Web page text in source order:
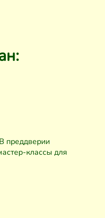
преддверии
классы для